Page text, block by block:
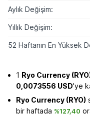
Aylık Değişim:
Yıllık Değişim:
52 Haftanın En Yüksek
1 Ryo Currency
0,0073556 USD'ye
Ryo Currency (RYO)
bir haftada %127,40